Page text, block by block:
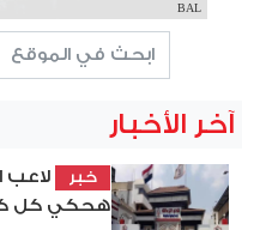
BAL
آخر الأخبار
خبر
لاعب
هحكي كل